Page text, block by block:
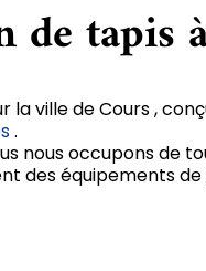
de tapis
ville de Cours ,
.
nous occupons de
des équipements